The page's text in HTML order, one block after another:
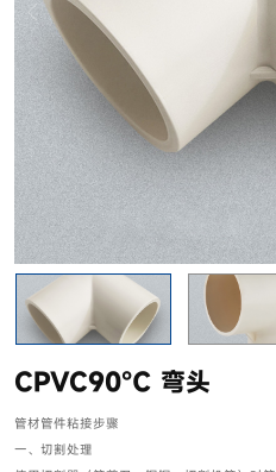
CPVC90℃ 弯头
管材管件粘接步骤
一、切割处理